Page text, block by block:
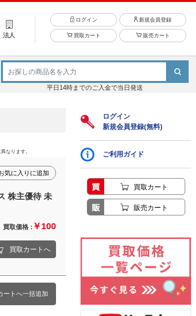
法人
ログイン 新規会員登録
買取カート 販売カート
平日14時までのご入金で当日発送
なります。
株主優待 未
気に入りに追加
買取価格 : ￥100
買取カートへ
ートへ一括追加
ログイン
新規会員登録(無料)
ご利用ガイド
買取カート
販売カート